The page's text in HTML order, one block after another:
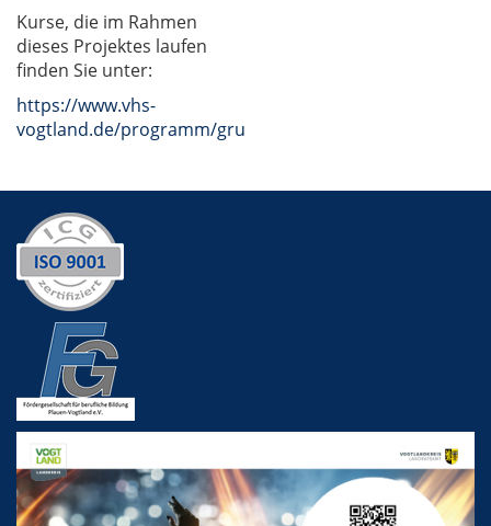
Kurse, die im Rahmen
dieses Projektes laufen
finden Sie unter:
https://www.vhs-
vogtland.de/programm/grundbildung/#inhalt